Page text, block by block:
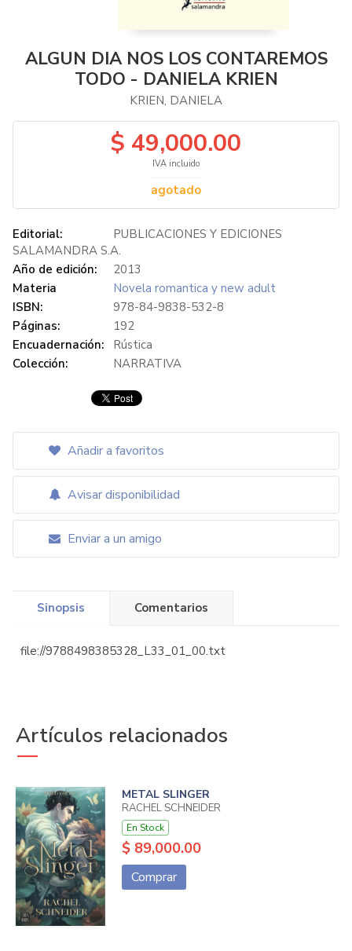
ALGUN DIA NOS LOS CONTAREMOS
TODO - DANIELA KRIEN
KRIEN, DANIELA
$ 49,000.00
IVA incluido
agotado
Editorial:
PUBLICACIONES Y EDICIONES
SALAMANDRA S.A.
Año de edición:
2013
Materia
Novela romantica y new adult
ISBN:
978-84-9838-532-8
Páginas:
192
Encuadernación:
Rústica
Colección:
NARRATIVA
Añadir a favoritos
Avisar disponibilidad
Enviar a un amigo
Sinopsis Comentarios
file://9788498385328_L33_01_00.txt
Artículos relacionados
METAL SLINGER
RACHEL SCHNEIDER
En Stock
$ 89,000.00
Comprar